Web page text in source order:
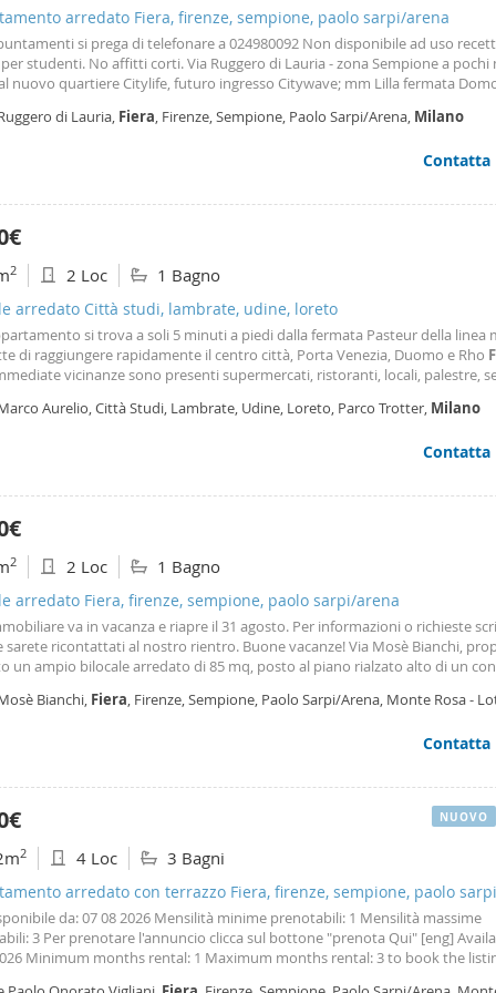
su misura e bagni completi. La proprietà valuta anche la consegna della
arredata. Il condominio, privo di barriere architettoniche, è
e fruibile giardino condominiale che circonda l'edificio, in parte
Annessa all'appartamento un'autorimessa collocata nel palazzo e servita
dall'ascensore. La richiesta mensile è di 3. 500 € comprensiva di box
arredato Fiera, firenze, sempione, paolo sarpi/arena
si prega di telefonare a 024980092 Non disponibile ad uso
studenti. No affitti corti. Via Ruggero di Lauria - zona Sempione a pochi
nuovo quartiere Citylife, futuro ingresso Citywave; mm Lilla fermata
verde. Al 6° piano di un elegante cotesto condominiale degli anni ‘70
appartamento di 150mq con doppia esposizione, tranquillo e ben diviso.
da letto, 2 bagni recentemente ristrutturati oltre lavanderia e una cucina
con balcone. Arredamento: cucina, armadi e bagni arredati. Aria
sono in parquet. Porta blindata. Box incluso nel prezzo. Canone mensile
circa € 420,00 per riscaldamento centralizzato e spese di condominio
Disponibile. Classe Energetica d 171,32 kwh m2a.
di Lauria, Fiera, Firenze, Sempione, Paolo Sarpi/Arena, Milano
Contatta
2 2 Loc 1 Bagno
arredato Città studi, lambrate, udine, loreto
si trova a soli 5 minuti a piedi dalla fermata Pasteur della linea
di raggiungere rapidamente il centro città, Porta Venezia, Duomo e Rho
vicinanze sono presenti supermercati, ristoranti, locali, palestre,
è elegante e ben
Aurelio, Città Studi, Lambrate, Udine, Loreto, Parco Trotter, Milano
Contatta
2 2 Loc 1 Bagno
arredato Fiera, firenze, sempione, paolo sarpi/arena
va in vacanza e riapre il 31 agosto. Per informazioni o richieste
sarete ricontattati al nostro rientro. Buone vacanze! Via Mosè Bianchi,
un ampio bilocale arredato di 85 mq, posto al piano rialzato alto di un
e lavatrice, disimpegno notte, bagno, ampia camera da letto.
della metropolitana m1 (Amendola), dal tram 16 e dalla fermata
centralizzato Disponibile da subito. Per maggiori informazioni o
Bianchi, Fiera, Firenze, Sempione, Paolo Sarpi/Arena, Monte Rosa -
Contatta
2 4 Loc 3 Bagni
arredato con terrazzo Fiera, firenze, sempione, paolo
da: 07 08 2026 Mensilità minime prenotabili: 1 Mensilità massime
3 Per prenotare l'annuncio clicca sul bottone "prenota Qui" [eng]
Minimum months rental: 1 Maximum months rental: 3 to book the
NUOVO